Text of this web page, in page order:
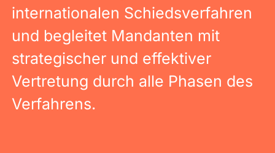
internationalen Schiedsverfahren
und begleitet Mandanten mit
strategischer und effektiver
Vertretung durch alle Phasen des
Verfahrens.